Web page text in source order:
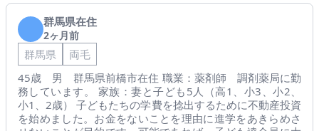
群馬県在住
2ヶ月前
群馬県
両毛
45歳 男 群馬県前橋市在住 職業：薬剤師 調剤薬局に勤
務しています。 家族：妻と子ども5人（高1、小3、小2、
小1、2歳） 子どもたちの学費を捻出するために不動産投資
を始めました。お金をないことを理由に進学をあきらめさ